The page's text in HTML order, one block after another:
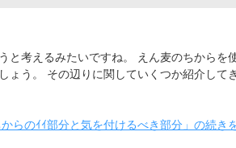
と考えるみたいですね。 えん麦のちからを
ょう。 その辺りに関していくつか紹介して
からのｲｲ部分と気を付けるべき部分」の続き